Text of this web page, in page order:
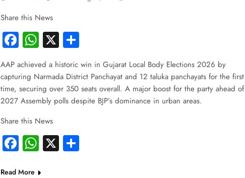
Share this News
Facebook
WhatsApp
X
AAP achieved a historic win in Gujarat Local Body Elections 2026 by
capturing Narmada District Panchayat and 12 taluka panchayats for the first
time, securing over 350 seats overall. A major boost for the party ahead of
2027 Assembly polls despite BJP’s dominance in urban areas.
Share this News
Facebook
WhatsApp
X
Read More